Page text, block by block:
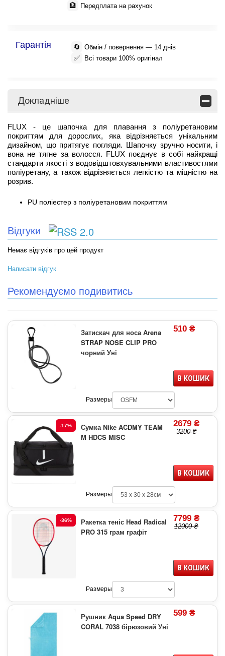
🏦 Передплата на рахунок
Гарантія 🔄 Обмін / повернення — 14 днів
✅ Всі товари 100% оригінал
Докладніше
FLUX - це шапочка для плавання з поліуретановим
покриттям для дорослих, яка відрізняється унікальним
дизайном, що притягує погляди. Шапочку зручно носити, і
вона не тягне за волосся. FLUX поєднує в собі найкращі
стандарти якості з водовідштовхувальними властивостями
поліуретану, а також відрізняється легкістю та міцністю на
розрив.
PU поліестер з поліуретановим покриттям
Відгуки
Немає відгуків про цей продукт
Написати відгук
Рекомендуємо подивитись
Затискач для носа Arena
STRAP NOSE CLIP PRO
чорний Уні
510 ₴
В КОШИК
Размеры
-17%
Сумка Nike ACDMY TEAM
M HDCS MISC
2679 ₴
3200 ₴
В КОШИК
Размеры
-36%
Ракетка теніс Head Radical
PRO 315 грам графіт
7799 ₴
12000 ₴
В КОШИК
Размеры
Рушник Aqua Speed DRY
CORAL 7038 бірюзовий Уні
599 ₴